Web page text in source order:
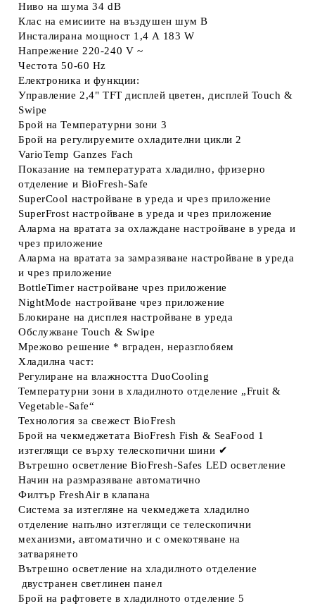
Ниво на шума 34 dB
Клас на емисиите на въздушен шум B
Инсталирана мощност 1,4 A 183 W
Напрежение 220-240 V ~
Честота 50-60 Hz
Електроника и функции:
Управление 2,4" TFT дисплей цветен, дисплей Touch &
Swipe
Брой на Температурни зони 3
Брой на регулируемите охладителни цикли 2
VarioTemp Ganzes Fach
Показание на температурата хладилно, фризерно
отделение и BioFresh-Safe
SuperCool настройване в уреда и чрез приложение
SuperFrost настройване в уреда и чрез приложение
Аларма на вратата за oхлаждане настройване в уреда и
чрез приложение
Аларма на вратата за замразяване настройване в уреда
и чрез приложение
BottleTimer настройване чрез приложение
NightMode настройване чрез приложение
Блокиране на дисплея настройване в уреда
Обслужване Touch & Swipe
Мрежово решение * вграден, неразглобяем
Хладилна част:
Регулиране на влажността DuoCooling
Температурни зони в хладилното отделение „Fruit &
Vegetable-Safe“
Технология за свежест BioFresh
Брой на чекмеджетата BioFresh Fish & SeaFood 1
изтеглящи се върху телескопични шини ✔
Вътрешно осветление BioFresh-Safes LED осветление
Начин на размразяване автоматично
Филтър FreshAir в клапана
Система за изтегляне на чекмеджета хладилно
отделение напълно изтеглящи се телескопични
механизми, автоматично и с омекотяване на
затварянето
Вътрешно осветление на хладилното отделение
двустранен светлинен панел
Брой на рафтовете в хладилното отделение 5